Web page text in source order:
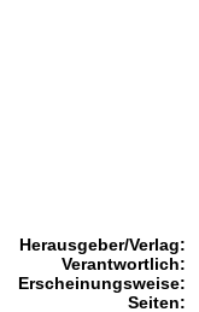
Herausgeber/Verlag:
Verantwortlich:
Erscheinungsweise:
Seiten: